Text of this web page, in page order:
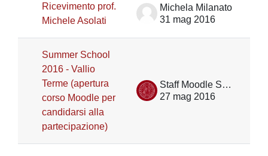
Ricevimento prof.
Michele Asolati
Michela Milanato
31 mag 2016
Summer School
2016 - Vallio
Terme (apertura
corso Moodle per
candidarsi alla
partecipazione)
Staff Moodle Scienze umane
27 mag 2016